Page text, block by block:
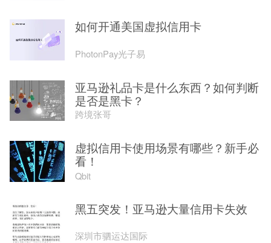
如何开通美国虚拟信用卡
PhotonPay光子易
亚马逊礼品卡是什么东西？如何判断
是否是黑卡？
跨境张哥
虚拟信用卡使用场景有哪些？新手必
看！
Qbit
黑五突发！亚马逊大量信用卡失效
深圳市驷运达国际